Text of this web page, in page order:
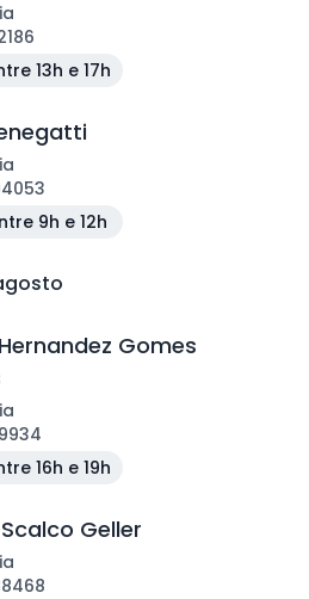
13h e 17h
9h e 12h
Gomes
16h e 19h
Geller